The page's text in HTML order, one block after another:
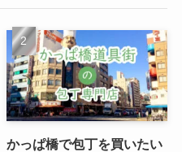
かっぱ橋で包丁を買いたい